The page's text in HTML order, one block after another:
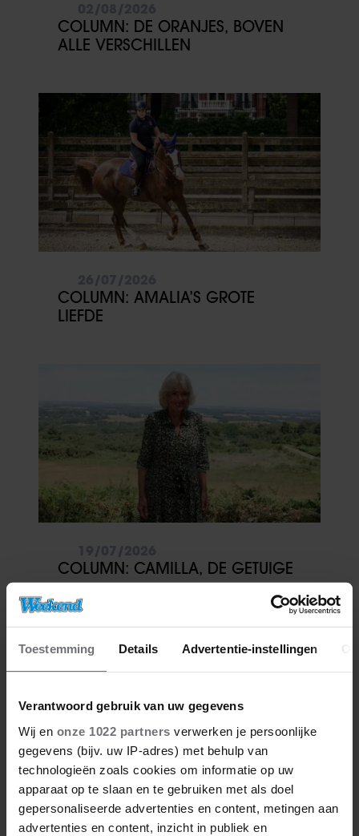
Toestemming Details Advertentie-instellingen
Verantwoord gebruik van uw gegevens
Wij en onze 1022 partners verwerken je persoonlijke
gegevens (bijv. uw IP-adres) met behulp van
technologieën zoals cookies om informatie op uw
apparaat op te slaan en te gebruiken met als doel
gepersonaliseerde advertenties en content, metingen aan
advertenties en content, inzicht in publiek en
COLUMN: DE ORANJES, BOVEN
ALLE VERSCHILLEN
COLUMN: AMALIA’S GROTE
LIEFDE
COLUMN: CAMILLA, DE GETUIGE